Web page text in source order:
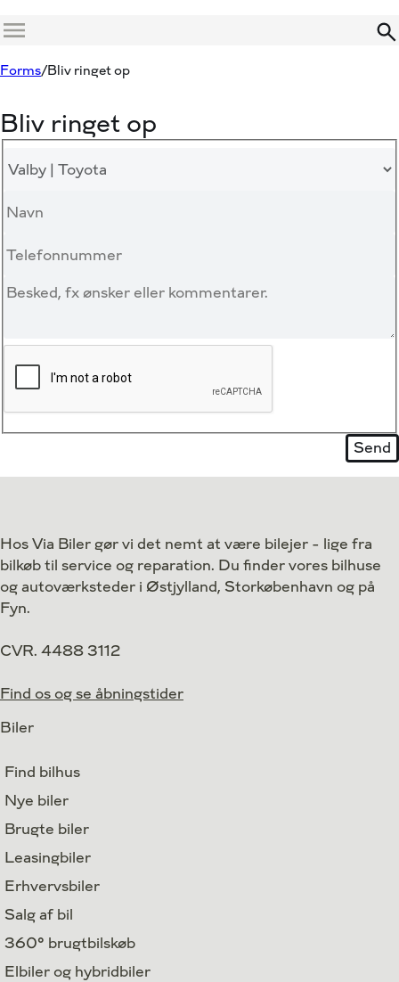
Menu
Forms Bliv ringet op
Bliv ringet op
Hos Via Biler gør vi det nemt at være bilejer - lige fra
bilkøb til service og reparation. Du finder vores bilhuse
og autoværksteder i Østjylland, Storkøbenhavn og på
Fyn.
CVR. 4488 3112
Find os og se åbningstider
Biler
Find bilhus
Nye biler
Brugte biler
Leasingbiler
Erhvervsbiler
Salg af bil
360° brugtbilskøb
Elbiler og hybridbiler